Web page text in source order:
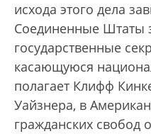
исхода этого дела
Соединенные Штаты
государственные
касающуюся
полагает Клифф
Уайзнера, в
гражданских свобод